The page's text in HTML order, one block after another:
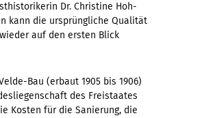
Dr. Christine Hoh-
kann die ursprüngliche Qualität
auf den ersten Blick
Bau (erbaut 1905 bis 1906)
des Freistaates
Kosten für die Sanierung, die